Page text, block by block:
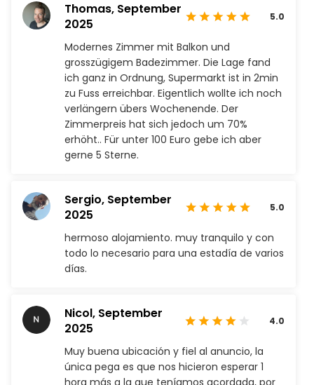
Thomas, September
2025
5.0
Modernes Zimmer mit Balkon und
grosszügigem Badezimmer. Die Lage fand
ich ganz in Ordnung, Supermarkt ist in 2min
zu Fuss erreichbar. Eigentlich wollte ich noch
verlängern übers Wochenende. Der
Zimmerpreis hat sich jedoch um 70%
erhöht.. Für unter 100 Euro gebe ich aber
gerne 5 Sterne.
Sergio, September
2025
5.0
hermoso alojamiento. muy tranquilo y con
todo lo necesario para una estadía de varios
días.
Nicol, September
2025
4.0
Muy buena ubicación y fiel al anuncio, la
única pega es que nos hicieron esperar 1
hora más a la que teníamos acordada, por